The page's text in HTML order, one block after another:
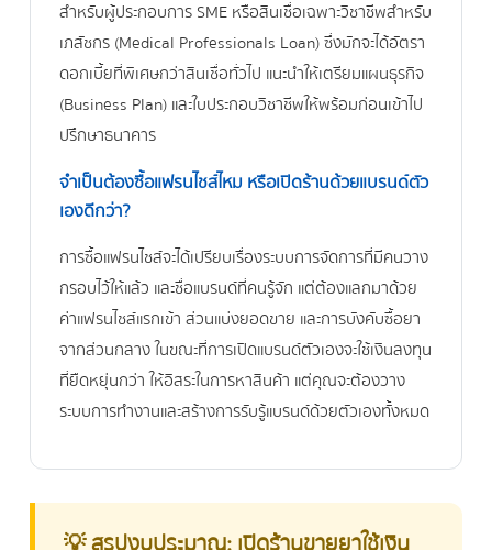
สำหรับผู้ประกอบการ SME หรือสินเชื่อเฉพาะวิชาชีพสำหรับ
เภสัชกร (Medical Professionals Loan) ซึ่งมักจะได้อัตรา
ดอกเบี้ยที่พิเศษกว่าสินเชื่อทั่วไป แนะนำให้เตรียมแผนธุรกิจ
(Business Plan) และใบประกอบวิชาชีพให้พร้อมก่อนเข้าไป
ปรึกษาธนาคาร
จำเป็นต้องซื้อแฟรนไชส์ไหม หรือเปิดร้านด้วยแบรนด์ตัว
เองดีกว่า?
การซื้อแฟรนไชส์จะได้เปรียบเรื่องระบบการจัดการที่มีคนวาง
กรอบไว้ให้แล้ว และชื่อแบรนด์ที่คนรู้จัก แต่ต้องแลกมาด้วย
ค่าแฟรนไชส์แรกเข้า ส่วนแบ่งยอดขาย และการบังคับซื้อยา
จากส่วนกลาง ในขณะที่การเปิดแบรนด์ตัวเองจะใช้เงินลงทุน
ที่ยืดหยุ่นกว่า ให้อิสระในการหาสินค้า แต่คุณจะต้องวาง
ระบบการทำงานและสร้างการรับรู้แบรนด์ด้วยตัวเองทั้งหมด